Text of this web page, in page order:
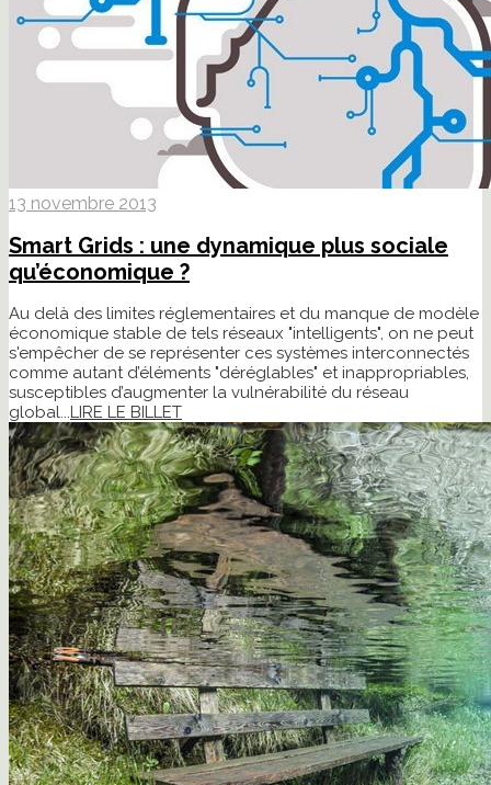
13 novembre 2013
Smart Grids : une dynamique plus sociale
qu’économique ?
Au delà des limites réglementaires et du manque de modèle
économique stable de tels réseaux "intelligents", on ne peut
s'empêcher de se représenter ces systèmes interconnectés
comme autant d’éléments "déréglables" et inappropriables,
susceptibles d’augmenter la vulnérabilité du réseau
global... LIRE LE BILLET